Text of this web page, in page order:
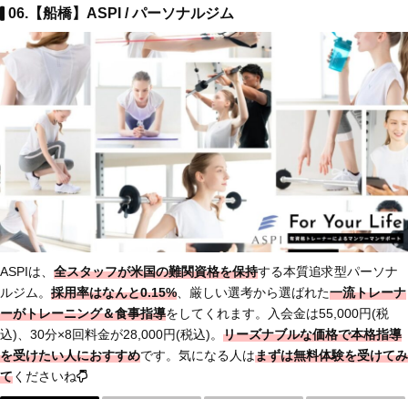
06.【船橋】ASPI / パーソナルジム
ASPIは、 全スタッフが米国の難関資格を保持する本質追求型パーソナ
ルジム。 採用率はなんと0.15% 、厳しい選考から選ばれた一流トレーナ
ーがトレーニング＆食事指導をしてくれます。入会金は55,000円(税
込)、30分×8回料金が28,000円(税込)。 リーズナブルな価格で本格指導
を受けたい人におすすめです。気になる人はまずは無料体験を受けてみ
てくださいね